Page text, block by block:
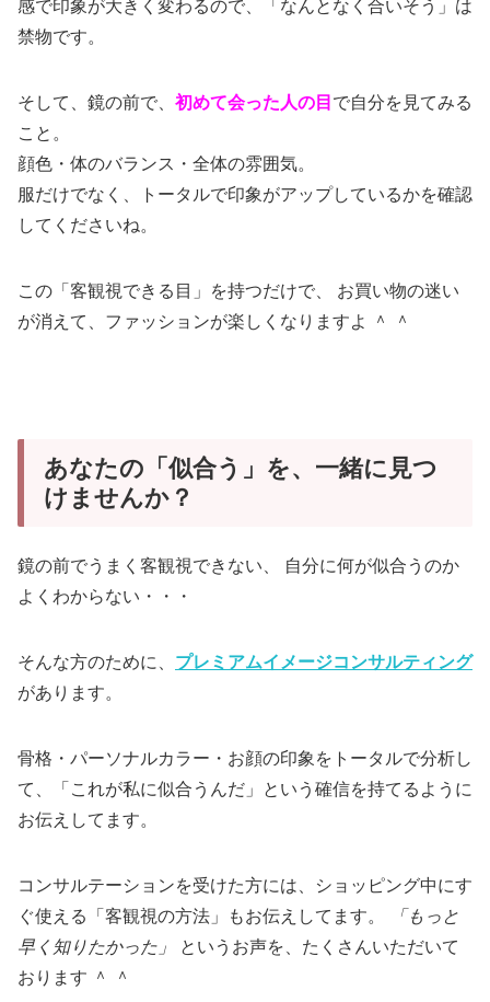
感で印象が大きく変わるので、「なんとなく合いそう」は
禁物です。
そして、鏡の前で、 初めて会った人の目 で自分を見てみる
こと。
顔色・体のバランス・全体の雰囲気。
服だけでなく、トータルで印象がアップしているかを確認
してくださいね。
この「客観視できる目」を持つだけで、 お買い物の迷い
が消えて、ファッションが楽しくなりますよ ＾ ＾
あなたの「似合う」を、一緒に見つ
けませんか？
鏡の前でうまく客観視できない、 自分に何が似合うのか
よくわからない・・・
そんな方のために、 プレミアムイメージコンサルティング
があります。
骨格・パーソナルカラー・お顔の印象をトータルで分析し
て、「これが私に似合うんだ」という確信を持てるように
お伝えしてます。
コンサルテーションを受けた方には、ショッピング中にす
ぐ使える「客観視の方法」もお伝えしてます。
「もっと
早く知りたかった」
というお声を、たくさんいただいて
おります ＾ ＾